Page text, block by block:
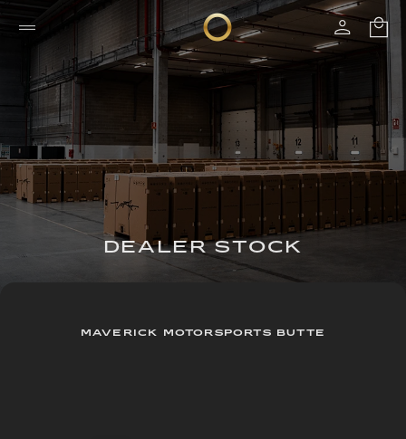
DEALER STOCK
MAVERICK MOTORSPORTS BUTTE